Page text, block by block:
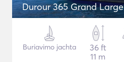
Durour 365 Grand Large
Buriavimo jachta
36 ft
11 m